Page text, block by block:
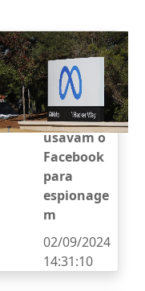
Meta
desativa
contas de
empresas
que
usavam o
Facebook
para
espionage
m
02/09/2024
14:31:10